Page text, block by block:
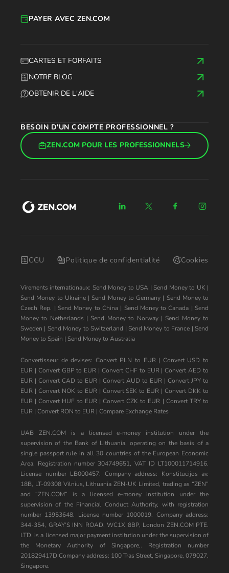
CARTES ET FORFAITS
NOTRE BLOG
OBTENIR DE L'AIDE
PAYER AVEC ZEN.COM
BESOIN D'UN COMPTE PROFESSIONNEL ?
ZEN.COM POUR LES PROFESSIONNELS
CGU Politique de confidentialité Cookies
Virements internationaux: Send Money to USA | Send Money to UK |
Send Money to Ukraine| Send Money to Germany | Send Money to
Czech Rep. | Send Money to China| Send Money to Canada | Send
Money to Netherlands | Send Money to Norway| Send Money to
Sweden | Send Money to Switzerland | Send Money to France | Send
Money to Spain | Send Money to Australia
Convertisseur de devises: Convert PLN to EUR| Convert USD to
EUR | Convert GBP to EUR |Convert CHF to EUR|Convert AED to
EUR | Convert CAD to EUR | Convert AUD to EUR | Convert JPY to
EUR | Convert NOK to EUR| Convert SEK to EUR |Convert DKK to
EUR |Convert HUF to EUR|Convert CZK to EUR | Convert TRY to
EUR | Convert RON to EUR | Compare Exchange Rates
UAB ZEN.COM is a licensed e-money institution under the
supervision of the Bank of Lithuania, operating on the basis of a
single passport rule in all 30 countries of the European Economic
Area. Registration number 304749651, VAT ID LT100011714916.
License number LB000457. Company address: Konstitucijos av.
18B, LT-09308 Vilnius, Lithuania ZEN-UK Limited, trading as “ZEN”
and “ZEN.COM” is a licensed e-money institution under the
supervision of the Financial Conduct Authority, with registration
number 13953648. License number 1000019. Company address:
344-354, GRAY’S INN ROAD, WC1X 8BP, London ZEN.COM PTE.
LTD. is a licensed major payment institution under the supervision of
the Monetary Authority of Singapore,. Registration number
201829417D Company address: 100 Tras Street, Singapore, 079027,
Singapore.